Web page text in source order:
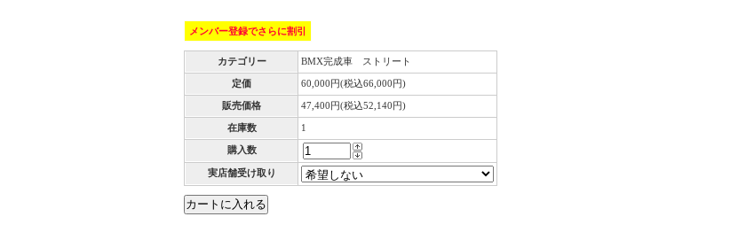
メンバー登録でさらに割引
カテゴリー BMX完成車 ストリート
定価 60,000円(税込66,000円)
販売価格 47,400円(税込52,140円)
在庫数 1
購入数
実店舗受け取り